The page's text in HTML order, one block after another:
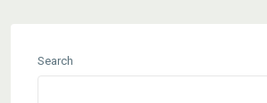
Search